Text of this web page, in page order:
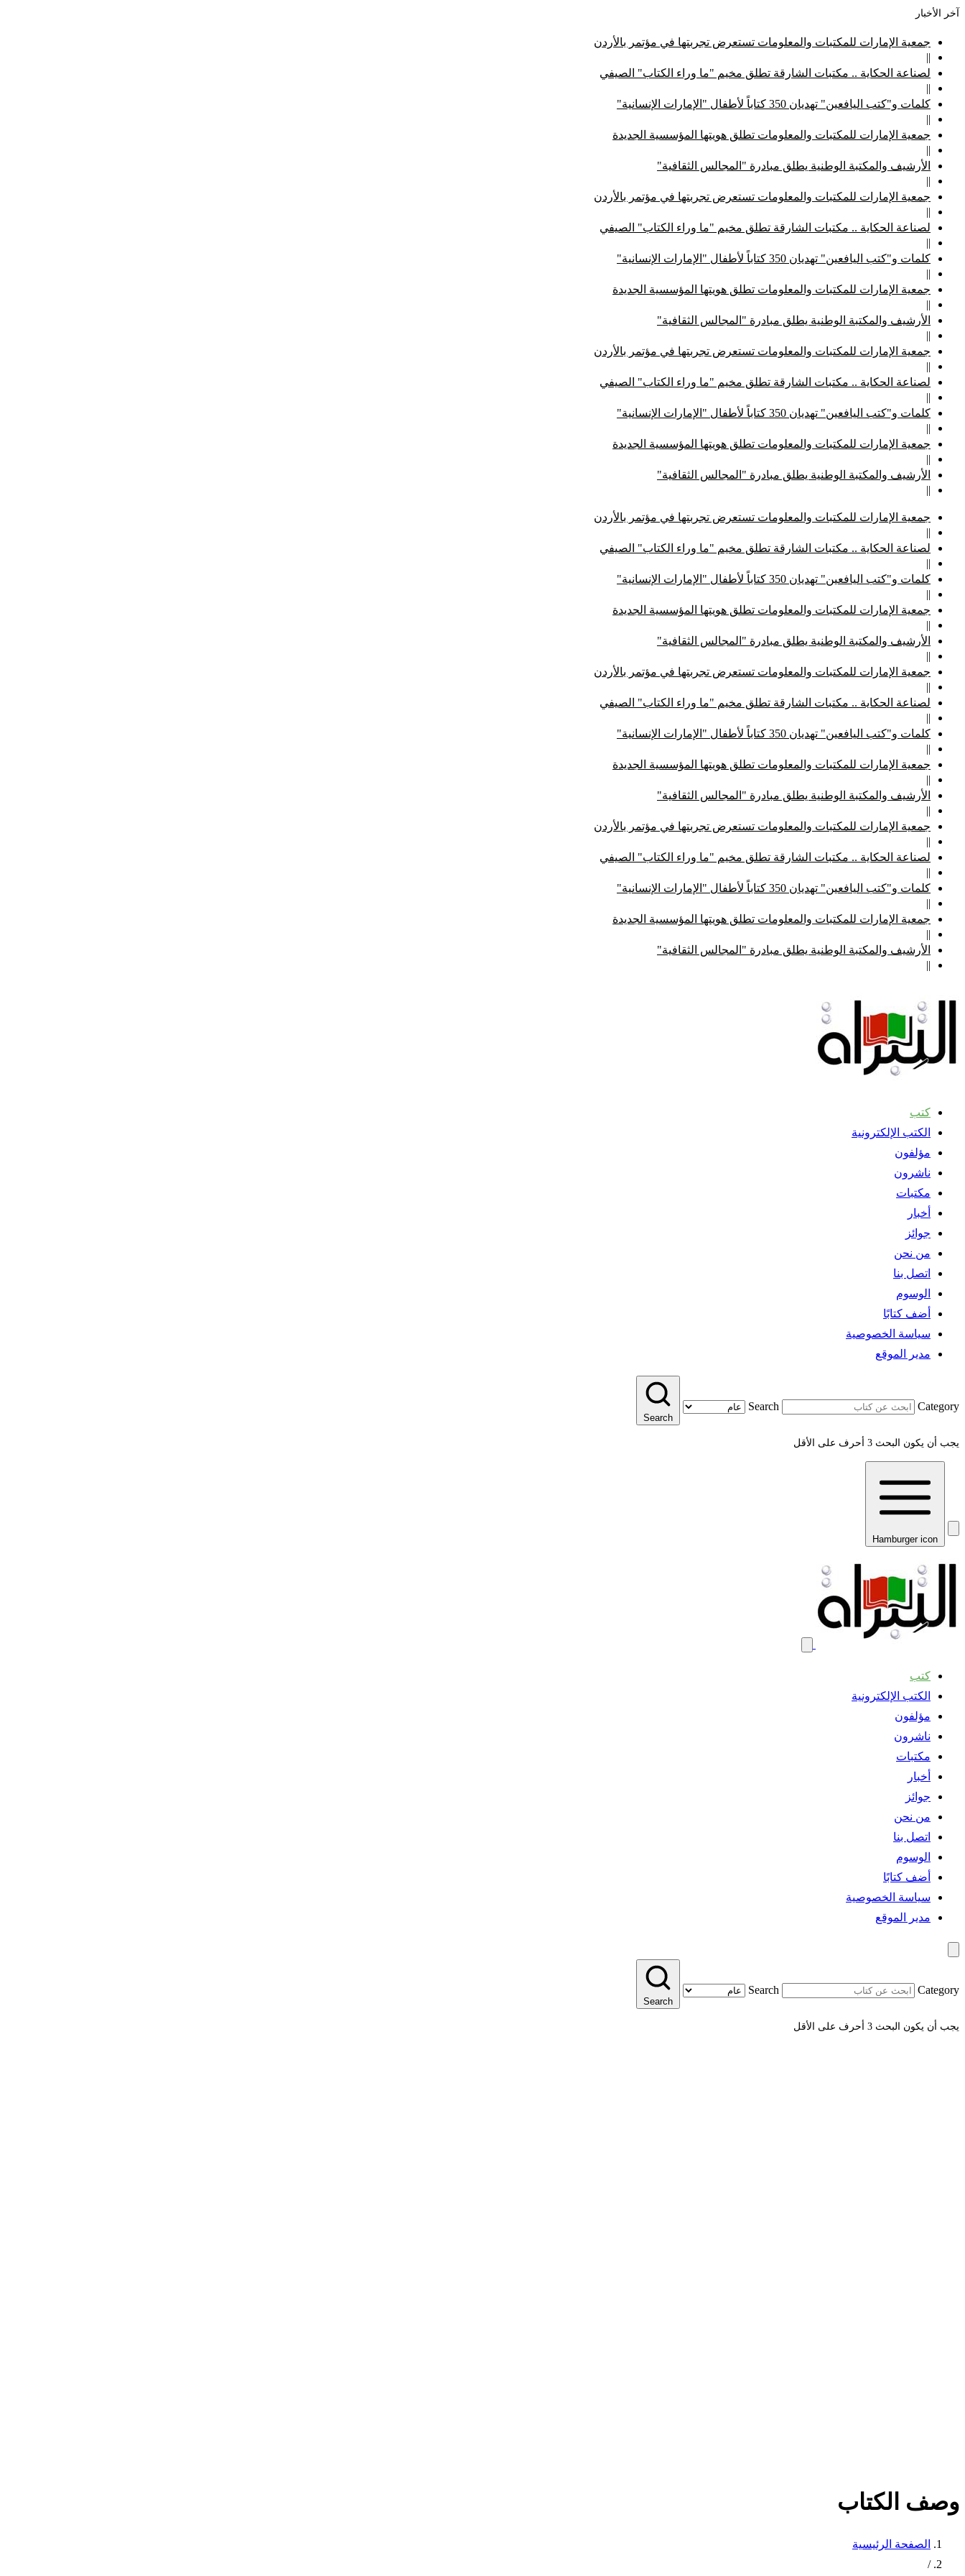
آخر الأخبار
جمعية الإمارات للمكتبات والمعلومات تستعرض تجربتها في مؤتمر بالأردن
||
لصناعة الحكاية .. مكتبات الشارقة تطلق مخيم "ما وراء الكتاب" الصيفي
||
كلمات و"كتب اليافعين" تهديان 350 كتاباً لأطفال "الإمارات الإنسانية"
||
جمعية الإمارات للمكتبات والمعلومات تطلق هويتها المؤسسية الجديدة
||
الأرشيف والمكتبة الوطنية يطلق مبادرة "المجالس الثقافية"
||
جمعية الإمارات للمكتبات والمعلومات تستعرض تجربتها في مؤتمر بالأردن
||
لصناعة الحكاية .. مكتبات الشارقة تطلق مخيم "ما وراء الكتاب" الصيفي
||
كلمات و"كتب اليافعين" تهديان 350 كتاباً لأطفال "الإمارات الإنسانية"
||
جمعية الإمارات للمكتبات والمعلومات تطلق هويتها المؤسسية الجديدة
||
الأرشيف والمكتبة الوطنية يطلق مبادرة "المجالس الثقافية"
||
جمعية الإمارات للمكتبات والمعلومات تستعرض تجربتها في مؤتمر بالأردن
||
لصناعة الحكاية .. مكتبات الشارقة تطلق مخيم "ما وراء الكتاب" الصيفي
||
كلمات و"كتب اليافعين" تهديان 350 كتاباً لأطفال "الإمارات الإنسانية"
||
جمعية الإمارات للمكتبات والمعلومات تطلق هويتها المؤسسية الجديدة
||
الأرشيف والمكتبة الوطنية يطلق مبادرة "المجالس الثقافية"
||
جمعية الإمارات للمكتبات والمعلومات تستعرض تجربتها في مؤتمر بالأردن
||
لصناعة الحكاية .. مكتبات الشارقة تطلق مخيم "ما وراء الكتاب" الصيفي
||
كلمات و"كتب اليافعين" تهديان 350 كتاباً لأطفال "الإمارات الإنسانية"
||
جمعية الإمارات للمكتبات والمعلومات تطلق هويتها المؤسسية الجديدة
||
الأرشيف والمكتبة الوطنية يطلق مبادرة "المجالس الثقافية"
||
جمعية الإمارات للمكتبات والمعلومات تستعرض تجربتها في مؤتمر بالأردن
||
لصناعة الحكاية .. مكتبات الشارقة تطلق مخيم "ما وراء الكتاب" الصيفي
||
كلمات و"كتب اليافعين" تهديان 350 كتاباً لأطفال "الإمارات الإنسانية"
||
جمعية الإمارات للمكتبات والمعلومات تطلق هويتها المؤسسية الجديدة
||
الأرشيف والمكتبة الوطنية يطلق مبادرة "المجالس الثقافية"
||
جمعية الإمارات للمكتبات والمعلومات تستعرض تجربتها في مؤتمر بالأردن
||
لصناعة الحكاية .. مكتبات الشارقة تطلق مخيم "ما وراء الكتاب" الصيفي
||
كلمات و"كتب اليافعين" تهديان 350 كتاباً لأطفال "الإمارات الإنسانية"
||
جمعية الإمارات للمكتبات والمعلومات تطلق هويتها المؤسسية الجديدة
||
الأرشيف والمكتبة الوطنية يطلق مبادرة "المجالس الثقافية"
||
كتب
الكتب الإلكترونية
مؤلفون
ناشرون
مكتبات
أخبار
جوائز
من نحن
اتصل بنا
الوسوم
أضف كتابًا
سياسة الخصوصية
مدير الموقع
Search Category
Search
يجب أن يكون البحث 3 أحرف على الأقل
Hamburger icon
كتب
الكتب الإلكترونية
مؤلفون
ناشرون
مكتبات
أخبار
جوائز
من نحن
اتصل بنا
الوسوم
أضف كتابًا
سياسة الخصوصية
مدير الموقع
Search Category
Search
يجب أن يكون البحث 3 أحرف على الأقل
وصف الكتاب
الصفحة الرئيسية
/